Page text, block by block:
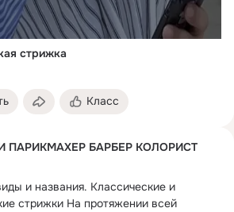
стрижка
Класс
ПАРИКМАХЕР БАРБЕР КОЛОРИСТ
и названия. Классические и
стрижки На протяжении всей